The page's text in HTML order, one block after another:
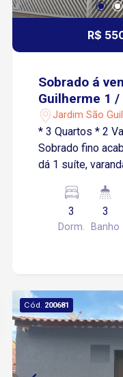
memoráveis
a segurança e
ideal para quem
vida em uma
Sorocaba
R$
Sobrado á venda -
Guilherme 1
Jardim São
* 3 Quartos * 2
Sobrado fino
dá 1 suíte,
cozinha,
gourmet, alarme
portão
3
Dorm.
3
Banho
Cód. 200681